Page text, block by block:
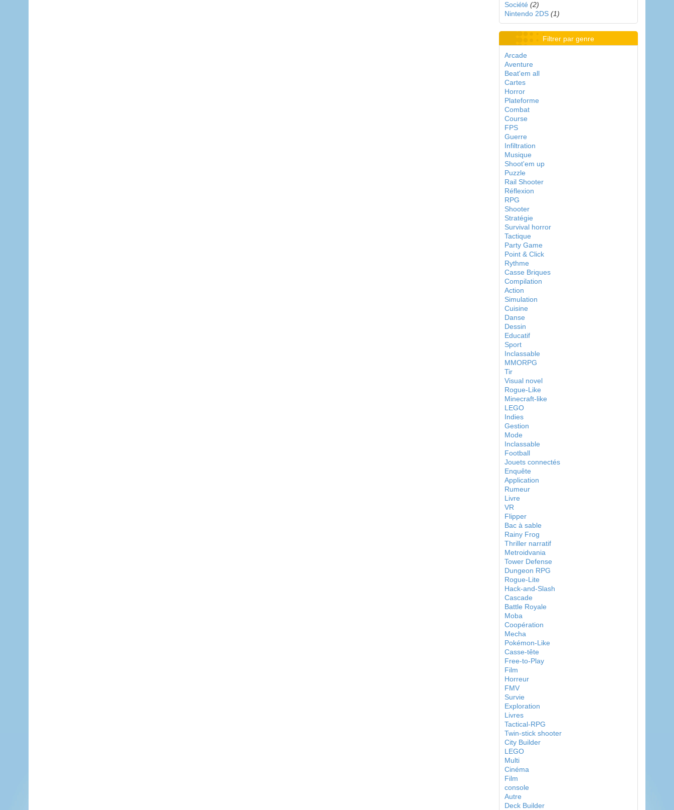
Société (2)
Nintendo 2DS (1)
Filtrer par genre
Arcade
Aventure
Beat'em all
Cartes
Horror
Plateforme
Combat
Course
FPS
Guerre
Infiltration
Musique
Shoot'em up
Puzzle
Rail Shooter
Réflexion
RPG
Shooter
Stratégie
Survival horror
Tactique
Party Game
Point & Click
Rythme
Casse Briques
Compilation
Action
Simulation
Cuisine
Danse
Dessin
Educatif
Sport
Inclassable
MMORPG
Tir
Visual novel
Rogue-Like
Minecraft-like
LEGO
Indies
Gestion
Mode
Inclassable
Football
Jouets connectés
Enquête
Application
Rumeur
Livre
VR
Flipper
Bac à sable
Rainy Frog
Thriller narratif
Metroidvania
Tower Defense
Dungeon RPG
Rogue-Lite
Hack-and-Slash
Cascade
Battle Royale
Moba
Coopération
Mecha
Pokémon-Like
Casse-tête
Free-to-Play
Film
Horreur
FMV
Survie
Exploration
Livres
Tactical-RPG
Twin-stick shooter
City Builder
LEGO
Multi
Cinéma
Film
console
Autre
Deck Builder